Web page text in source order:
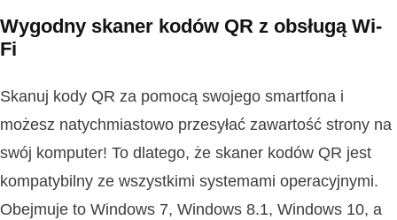
Wygodny skaner kodów QR z obsługą Wi-
Fi
Skanuj kody QR za pomocą swojego smartfona i
możesz natychmiastowo przesyłać zawartość strony na
swój komputer! To dlatego, że skaner kodów QR jest
kompatybilny ze wszystkimi systemami operacyjnymi.
Obejmuje to Windows 7, Windows 8.1, Windows 10, a